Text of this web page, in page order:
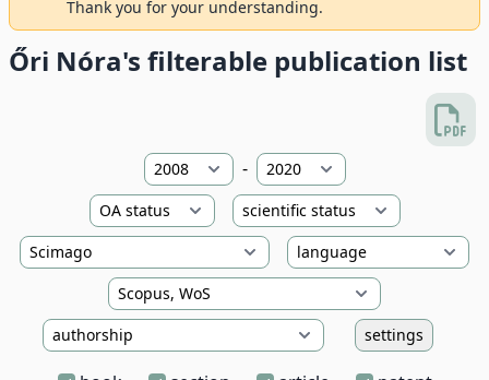
Thank you for your understanding.
Őri Nóra's filterable publication list
-
settings